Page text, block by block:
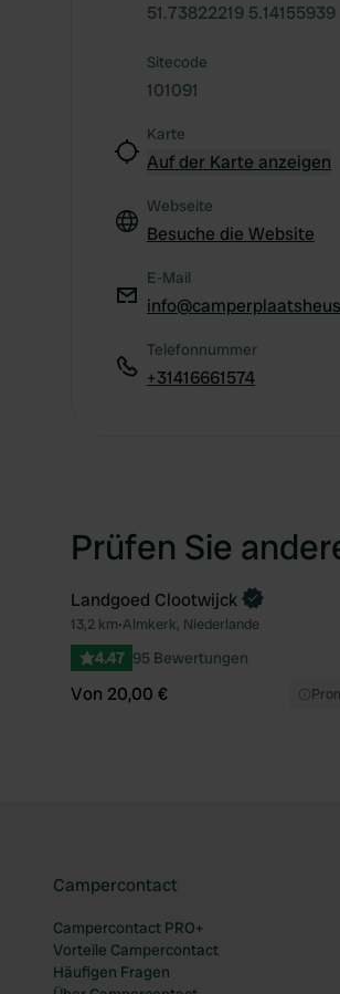
51.73822219 5.14155939
Sitecode
101091
Karte
Auf der Karte anzeigen
Webseite
Besuche die Website
E-Mail
Telefonnummer
+31416661574
Prüfen Sie
Jetzt buchen
Landgoed Clootwijck
13,2 km•Almkerk, Niederlande
4.47 95 Bewertungen
Von 20,00 €
Campercontact
Campercontact PRO+
Vorteile Campercontact
Häufigen Fragen